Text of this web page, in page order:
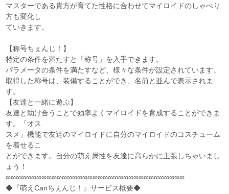
マスターである貴方が育てた性格に合わせてマイロイドのしゃべり
方も変化し
ていきます。
【称号ちぇんじ！】
特定の条件を満たすと「称号」を入手できます。
パラメータの条件を満たすなど、様々な条件が設定されています。
取得した称号は、装備することができ、名前と並んで表示されま
す。
【友達と一緒に遊ぶ】
友達と助け合うことで効率よくマイロイドを育成することができま
す。「オス
スメ」機能で友達のマイロイドに自分のマイロイドのコスチューム
を着せるこ
とができます。自分の萌え属性を友達に高らかに主張しちゃいまし
ょう！
∞∞∞∞∞∞∞∞∞∞∞∞∞∞∞∞∞∞∞∞∞∞∞∞∞∞∞∞∞∞∞∞∞∞∞
◆『萌えCanちぇんじ！』サービス概要◆